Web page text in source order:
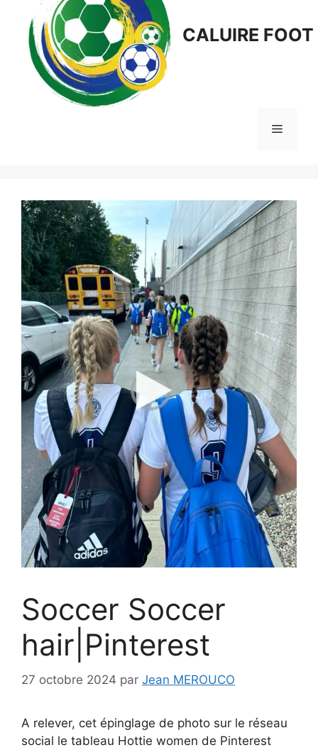
CALUIRE FOOT
Menu
Soccer Soccer
hair|Pinterest
27 octobre 2024 par Jean MEROUCO
A relever, cet épinglage de photo sur le réseau
social le tableau Hottie women de Pinterest